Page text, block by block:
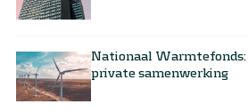
Nationaal
private samenwerking